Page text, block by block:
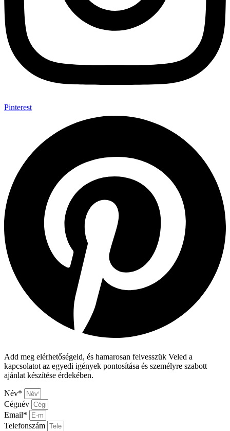
Pinterest
Add meg elérhetőségeid, és hamarosan felvesszük Veled a
kapcsolatot az egyedi igények pontosítása és személyre szabott
ajánlat készítése érdekében.
Név*
Cégnév
Email*
Telefonszám